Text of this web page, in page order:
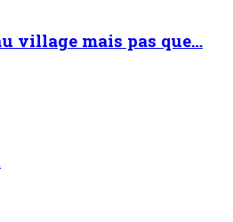
village mais pas que…